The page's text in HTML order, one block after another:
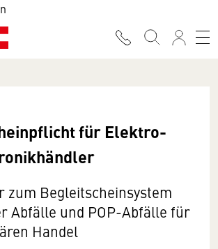
für Elektro-
zum Begleitscheinsystem
Abfälle und POP-Abfälle für
Handel